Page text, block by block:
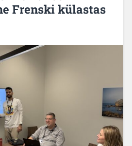
Frenski külastas